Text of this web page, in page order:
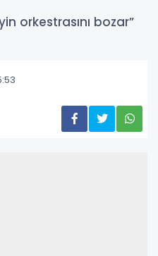
orkestrasını bozar”